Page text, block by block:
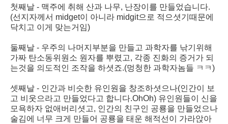
첫째날 - 맥주에 취해 산과 나무, 난장이를 만들었습니다.
(선지자께서 midget이 아니라 midgit으로 적으셧기때문에
닥치고 이게 맞는거임)
둘째날 - 우주의 나머지부분을 만들고 과학자를 낚기위해
가짜 탄소동위원소 원자를 뿌렸고, 각종 진화의 증거가 되
는것을 의도적인 조작을 하셧죠.(멍청한 과학자놈들 ㅋㅋ)
셋째날 - 인간과 비슷한 유인원을 창조하셧으나(인간이 보
고 비웃으라고 만들었다고 합니다.OhOh) 유인원들이 신을
모욕하자 없애버리셧고, 인간의 친구인 공룡을 만들었으나
술김에 너무 크게 만들어 공룡을 태운 해적선이 가라앉아